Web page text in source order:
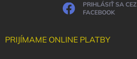
PRIHLÁSIŤ SA CEZ
FACEBOOK
PRIJÍMAME ONLINE PLATBY